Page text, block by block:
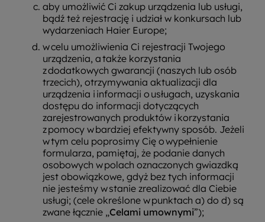
aby umożliwić Ci zakup urządzenia lub usługi,
bądź też rejestrację i udział w konkursach lub
wydarzeniach Haier Europe;
w celu umożliwienia Ci rejestracji Twojego
urządzenia, a także korzystania
z dodatkowych gwarancji (naszych lub osób
trzecich), otrzymywania aktualizacji dla
urządzenia i informacji o usługach, uzyskania
dostępu do informacji dotyczących
zarejestrowanych produktów i korzystania
z pomocy w bardziej efektywny sposób. Jeżeli
w tym celu poprosimy Cię o wypełnienie
formularza, pamiętaj, że podanie danych
osobowych w polach oznaczonych gwiazdką
jest obowiązkowe, gdyż bez tych informacji
nie jesteśmy w stanie zrealizować dla Ciebie
usługi; (cele określone w punktach a) do d) są
zwane łącznie „Celami umownymi”);